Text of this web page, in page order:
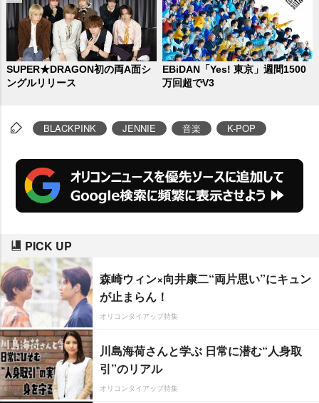
SUPER★DRAGON初の両A面シ
ングルリリース
EBiDAN「Yes! 東京」週間1500
万回超でV3
BLACKPINK JENNIE 音楽 K-POP
PICK UP
森崎ウィン×向井康二“両片思い”にキュン
が止まらん！
オリコンタイアップ特集
川島海荷さんと学ぶ 日常に潜む“人身取
引”のリアル
オリコンタイアップ特集